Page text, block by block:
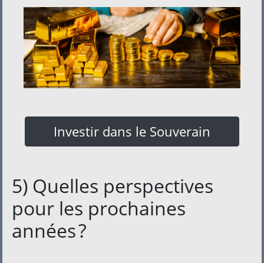
Investir dans le Souverain
5) Quelles perspectives
pour les prochaines
années ?